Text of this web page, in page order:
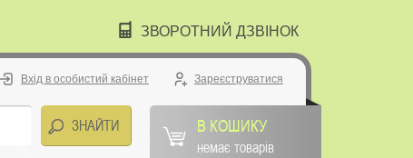
ЗВОРОТНИЙ ДЗВІНОК
Вхід в особистий кабінет Зареєструватися
В КОШИКУ
немає товарів